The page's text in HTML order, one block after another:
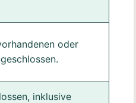
oder
inklusive